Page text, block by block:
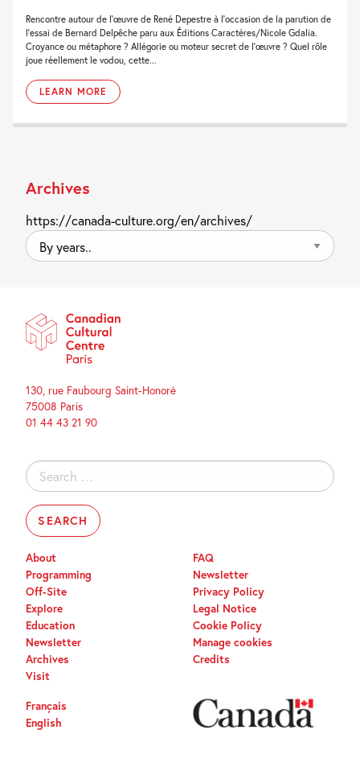
Rencontre autour de l’œuvre de René Depestre à l’occasion de la parution de
l’essai de Bernard Delpêche paru aux Éditions Caractères/Nicole Gdalia.
Croyance ou métaphore ? Allégorie ou moteur secret de l’œuvre ? Quel rôle
joue réellement le vodou, cette...
LEARN MORE
Archives
https://canada-culture.org/en/archives/
By
years..
130, rue Faubourg Saint-Honoré
75008 Paris
01 44 43 21 90
Search
for:
About
Programming
Off-Site
Explore
Education
Newsletter
Archives
Visit
FAQ
Newsletter
Privacy Policy
Legal Notice
Cookie Policy
Manage cookies
Credits
Français
English